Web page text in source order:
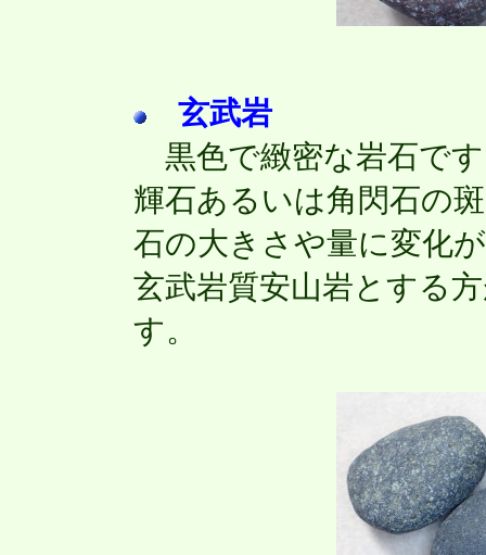
玄武岩
黒色で緻密な岩石で
輝石あるいは角閃石の
石の大きさや量に変化
玄武岩質安山岩とする
す。